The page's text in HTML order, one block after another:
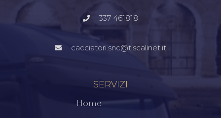
337 461818
cacciatori.snc@tiscalinet.it
SERVIZI
Home